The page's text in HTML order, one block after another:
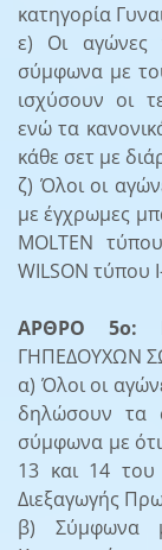
κατηγορία
ε) Οι αγώνες
σύμφωνα με
ισχύσουν οι
ενώ τα
κάθε σετ με
ζ) Όλοι οι
με έγχρωμες
MOLTEN
WILSON τύπου
ΑΡΘΡΟ 5ο:
ΓΗΠΕΔΟΥΧΩΝ
α) Όλοι οι
δηλώσουν τα
σύμφωνα με
13 και 14 του
Διεξαγωγής
β) Σύμφωνα